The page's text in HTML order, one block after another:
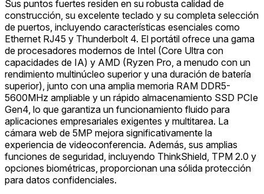
Sus puntos fuertes residen en su robusta calidad de
construcción, su excelente teclado y su completa selección
de puertos, incluyendo características esenciales como
Ethernet RJ45 y Thunderbolt 4. El portátil ofrece una gama
de procesadores modernos de Intel (Core Ultra con
capacidades de IA) y AMD (Ryzen Pro, a menudo con un
rendimiento multinúcleo superior y una duración de batería
superior), junto con una amplia memoria RAM DDR5-
5600MHz ampliable y un rápido almacenamiento SSD PCIe
Gen4, lo que garantiza un funcionamiento fluido para
aplicaciones empresariales exigentes y multitarea. La
cámara web de 5MP mejora significativamente la
experiencia de videoconferencia. Además, sus amplias
funciones de seguridad, incluyendo ThinkShield, TPM 2.0 y
opciones biométricas, proporcionan una sólida protección
para datos confidenciales.